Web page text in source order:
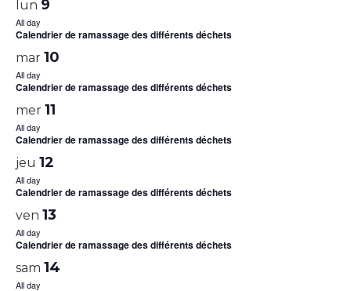
lun 9
All day
Calendrier de ramassage des différents déchets
mar 10
All day
Calendrier de ramassage des différents déchets
mer 11
All day
Calendrier de ramassage des différents déchets
jeu 12
All day
Calendrier de ramassage des différents déchets
ven 13
All day
Calendrier de ramassage des différents déchets
sam 14
All day